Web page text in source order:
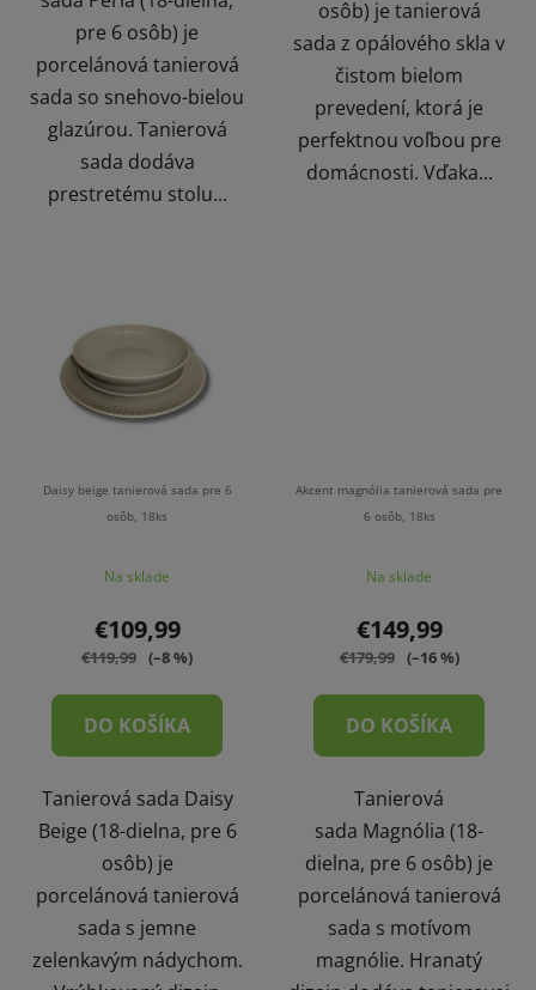
pre 6 osôb) je
porcelánová tanierová
sada so snehovo-bielou
glazúrou. Tanierová
sada dodáva
prestretému stolu...
osôb) je tanierová
sada z opálového skla v
čistom bielom
prevedení, ktorá je
perfektnou voľbou pre
domácnosti. Vďaka...
Daisy beige tanierová sada pre 6
osôb, 18ks
Na sklade
€109,99
€119,99 (–8 %)
DO KOŠÍKA
Tanierová sada Daisy
Beige (18-dielna, pre 6
osôb) je
porcelánová tanierová
sada s jemne
zelenkavým nádychom.
Akcent magnólia tanierová sada pre
6 osôb, 18ks
Na sklade
€149,99
€179,99 (–16 %)
DO KOŠÍKA
Tanierová
sada Magnólia (18-
dielna, pre 6 osôb) je
porcelánová tanierová
sada s motívom
magnólie. Hranatý